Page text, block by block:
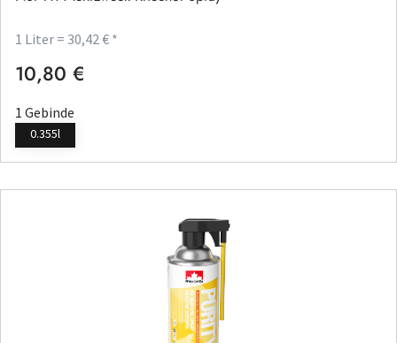
1 Liter = 30,42 € *
Regulärer Preis:
10,80 €
1 Gebinde
0.355l